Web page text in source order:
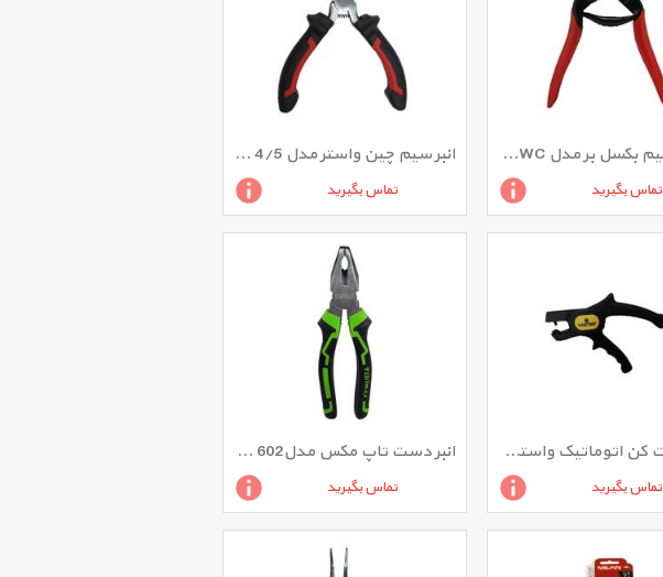
انبر سیم چین واستر مدل 4/5 اینچ
تماس بگیرید
گاز انبر سیم بکسل بر مدل WRSWC
تماس بگیرید
انبر دست تاپ مکس مدلG 602 سایز 8 اینچ
تماس بگیرید
سیم لخت کن اتوماتیک واستر مدل vc002
تماس بگیرید